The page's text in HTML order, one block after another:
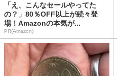
「え、こんなセールやってた
の？」80％OFF以上が続々登
場！Amazonの本気が...
PR(Amazon)